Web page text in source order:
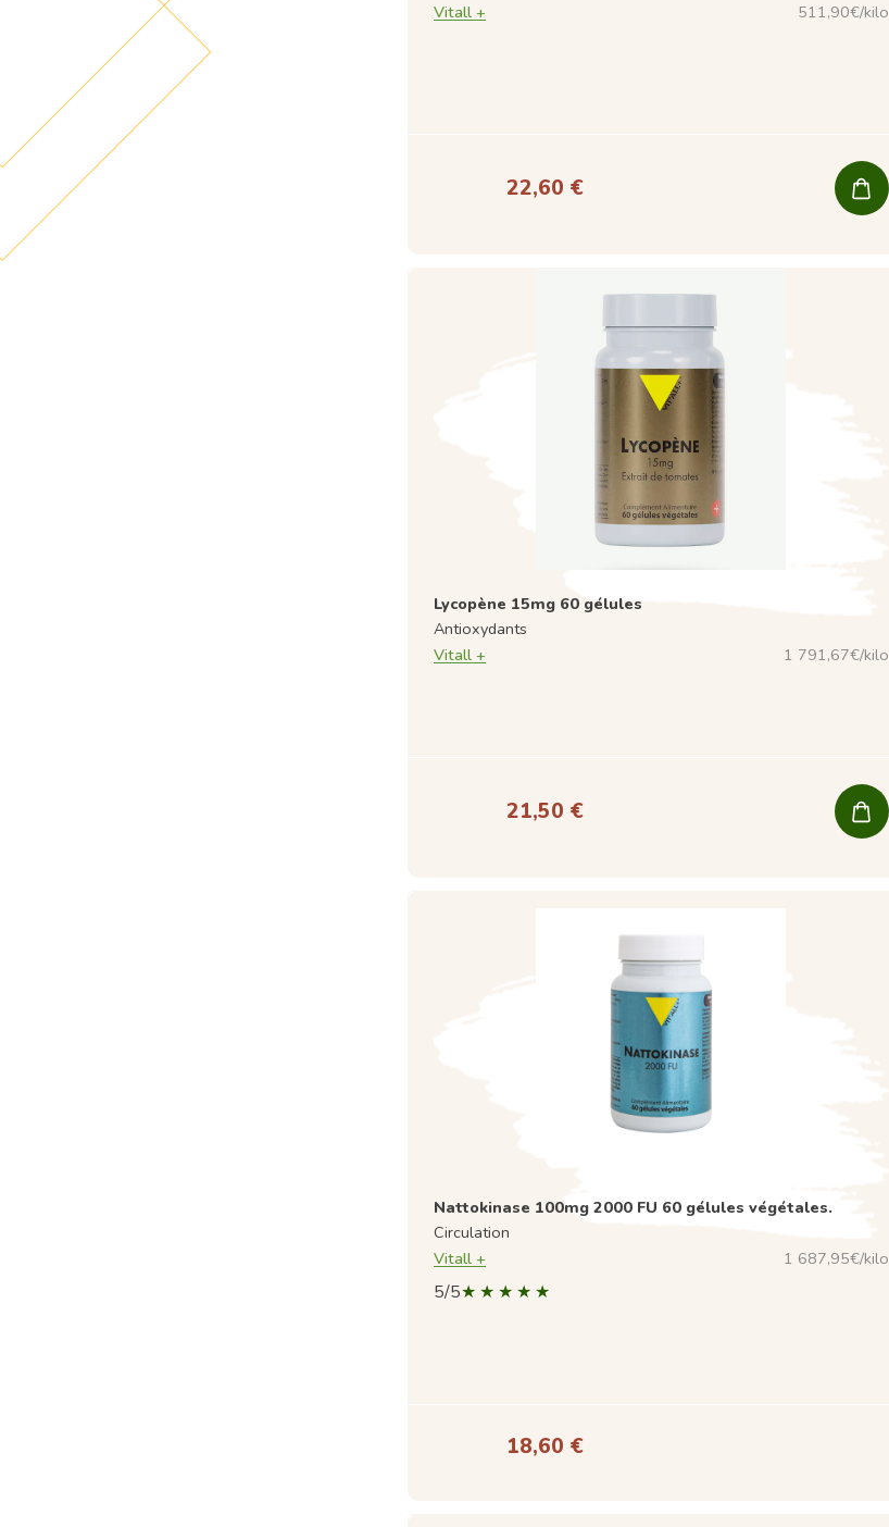
Vitall +
511,90€/kilo
22,60 €
Lycopène 15mg 60 gélules
Antioxydants
Vitall +
1 791,67€/kilo
21,50 €
Nattokinase 100mg 2000 FU 60 gélules végétales.
Circulation
Vitall +
1 687,95€/kilo
5/5
18,60 €